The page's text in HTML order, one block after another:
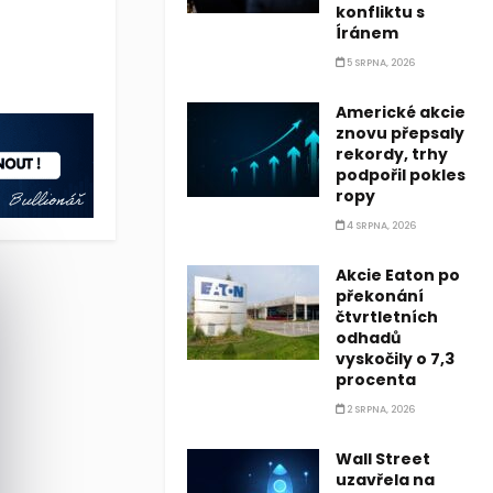
nabídku na ukončení války na Blízkém východě,
nabídku na ukončení války na Blízkém východě,
konfliktu s
Íránem
5 SRPNA, 2026
Americké akcie
znovu přepsaly
rekordy, trhy
podpořil pokles
ropy
4 SRPNA, 2026
Akcie Eaton po
překonání
čtvrtletních
odhadů
vyskočily o 7,3
procenta
2 SRPNA, 2026
Wall Street
uzavřela na